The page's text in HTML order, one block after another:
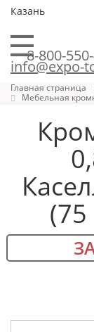
Казань
8-800-
info@expo-
Главная страница
Мебельная
(75